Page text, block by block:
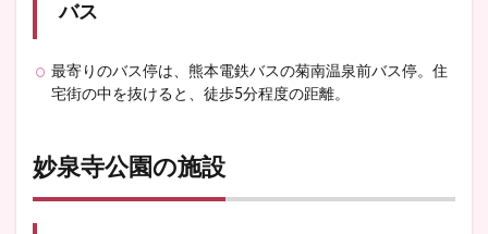
バス
最寄りのバス停は、熊本電鉄バスの菊南温泉前バス停。住
宅街の中を抜けると、徒歩5分程度の距離。
妙泉寺公園の施設